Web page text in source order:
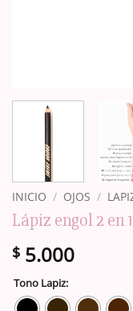
INICIO / OJOS /
Lápiz engol 2 en 1
$ 5.000
Tono Lapiz: